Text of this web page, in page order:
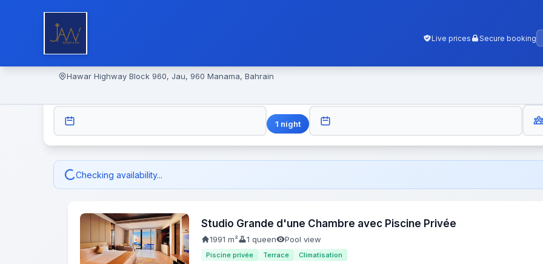
Live prices Secure booking
Hawar Highway Block 960, Jau, 960 Manama, Bahrain
1 night
Checking availability...
Studio Grande d'une Chambre avec Piscine Privée
1991 m² 1 queen Pool view
Piscine privée Terrace Climatisation